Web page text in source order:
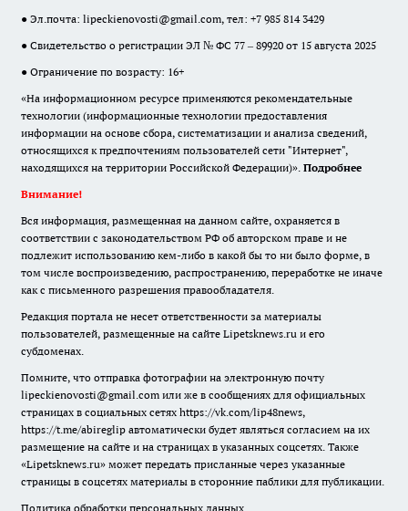
● Эл.почта: lipeckienovosti@gmail.com, тел: +7 985 814 3429
● Свидетельство о регистрации ЭЛ № ФС 77 – 89920 от 15 августа 2025
● Ограничение по возрасту: 16+
«На информационном ресурсе применяются рекомендательные
технологии (информационные технологии предоставления
информации на основе сбора, систематизации и анализа сведений,
относящихся к предпочтениям пользователей сети "Интернет",
находящихся на территории Российской Федерации)». Подробнее
Внимание!
Вся информация, размещенная на данном сайте, охраняется в
соответствии с законодательством РФ об авторском праве и не
подлежит использованию кем-либо в какой бы то ни было форме, в
том числе воспроизведению, распространению, переработке не иначе
как с письменного разрешения правообладателя.
Редакция портала не несет ответственности за материалы
пользователей, размещенные на сайте Lipetsknews.ru и его
субдоменах.
Помните, что отправка фотографии на электронную почту
lipeckienovosti@gmail.com или же в сообщениях для официальных
страницах в социальных сетях https://vk.com/lip48news,
https://t.me/abireglip автоматически будет являться согласием на их
размещение на сайте и на страницах в указанных соцсетях. Также
«Lipetsknews.ru» может передать присланные через указанные
страницы в соцсетях материалы в сторонние паблики для публикации.
Политика обработки персональных данных